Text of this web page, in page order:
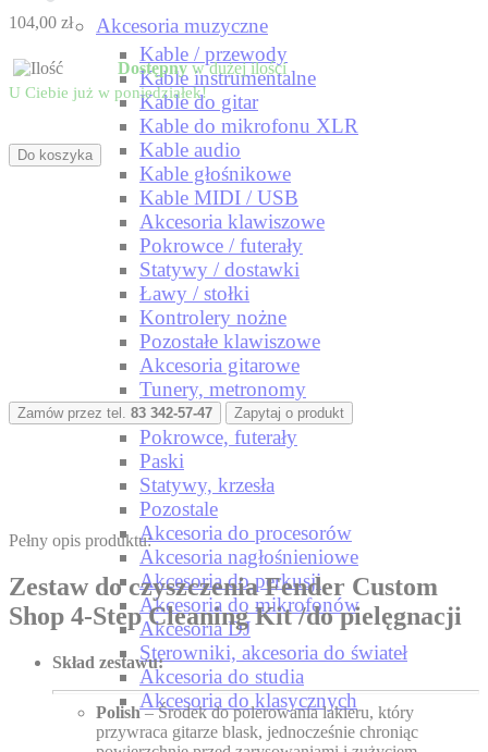
Akcesoria muzyczne
Kable / przewody
Kable instrumentalne
Kable do gitar
Kable do mikrofonu XLR
Kable audio
Kable głośnikowe
Kable MIDI / USB
Akcesoria klawiszowe
Pokrowce / futerały
Statywy / dostawki
Ławy / stołki
Kontrolery nożne
Pozostałe klawiszowe
Akcesoria gitarowe
Tunery, metronomy
Struny
Pokrowce, futerały
Paski
Statywy, krzesła
Pozostale
Akcesoria do procesorów
Akcesoria nagłośnieniowe
Akcesoria do perkusji
Akcesoria do mikrofonów
Akcesoria DJ
Sterowniki, akcesoria do świateł
Akcesoria do studia
Akcesoria do klasycznych
104,00 zł
Dostępnyw dużej ilości
U Ciebie już w poniedziałek!
Do koszyka
Zamów przez tel. 83 342-57-47 Zapytaj o produkt
Pełny opis produktu:
Zestaw do czyszczenia Fender Custom
Shop 4-Step Cleaning Kit /do pielęgnacji
Skład zestawu:
Polish– Środek do polerowania lakieru, który
przywraca gitarze blask, jednocześnie chroniąc